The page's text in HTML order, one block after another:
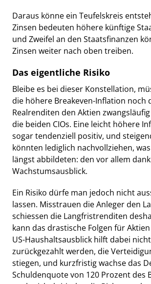
Daraus könne ein Teufelskreis
Zinsen bedeuten höhere künftige
und Zweifel an den Staatsfinanzen
Zinsen weiter nach oben treiben.
Das eigentliche Risiko
Bleibe es bei dieser Konstellation,
die höhere Breakeven-Inflation noch
Realrenditen den Aktien
die beiden CIOs. Eine leicht höhere
sogar tendenziell positiv, und
könnten lediglich nachvollziehen,
längst abbildeten: den vor allem
Wachstumsausblick.
Ein Risiko dürfe man jedoch nicht
lassen. Misstrauen die Anleger den
schiessen die Langfristrenditen
kann das drastische Folgen für
US-Haushaltsausblick hilft dabei
zurückgezahlt werden, die
stiegen, und kurzfristig wachse das
Schuldenquote von 120 Prozent des